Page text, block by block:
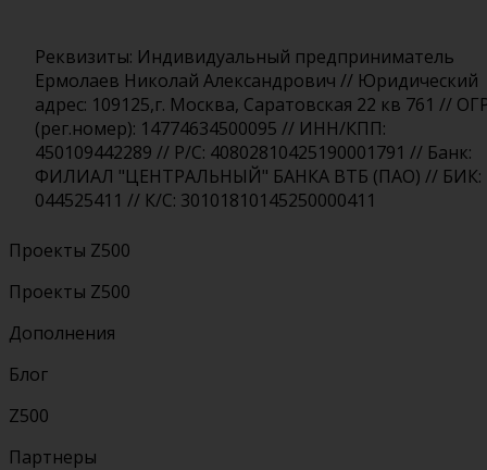
Реквизиты: Индивидуальный предприниматель
Ермолаев Николай Александрович // Юридический
адрес: 109125,г. Москва, Саратовская 22 кв 761 //
(рег.номер): 14774634500095 // ИНН/КПП:
450109442289 // Р/С: 40802810425190001791 // Банк:
ФИЛИАЛ "ЦЕНТРАЛЬНЫЙ" БАНКА ВТБ (ПАО) // БИК:
044525411 // К/С: 30101810145250000411
Проекты Z500
Проекты Z500
Дополнения
Блог
Z500
Партнеры